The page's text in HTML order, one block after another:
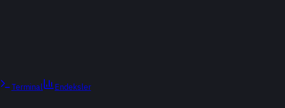
Terminal Endeksler